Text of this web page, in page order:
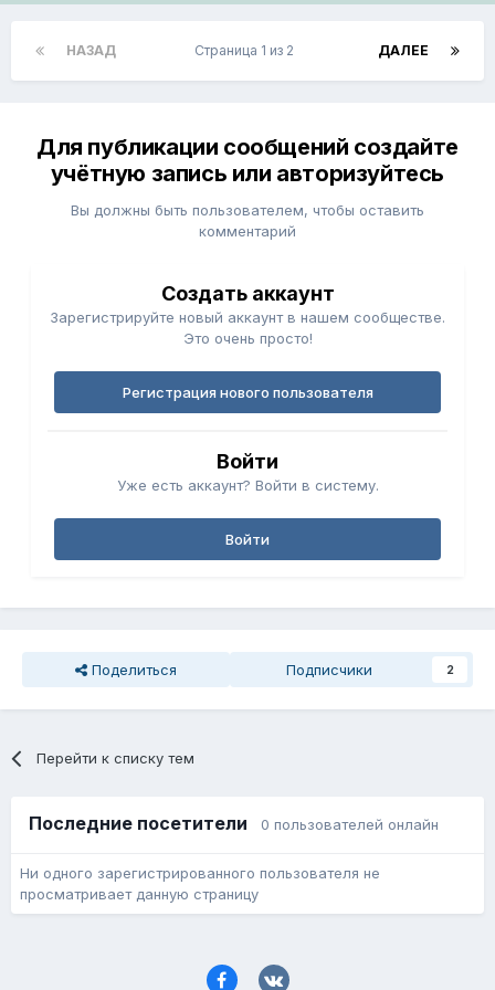
НАЗАД ДАЛЕЕ
Страница 1 из 2
Для публикации сообщений создайте
учётную запись или авторизуйтесь
Вы должны быть пользователем, чтобы оставить
комментарий
Создать аккаунт
Зарегистрируйте новый аккаунт в нашем сообществе.
Это очень просто!
Регистрация нового пользователя
Войти
Уже есть аккаунт? Войти в систему.
Войти
Поделиться Подписчики 2
Перейти к списку тем
Последние посетители 0 пользователей онлайн
Ни одного зарегистрированного пользователя не
просматривает данную страницу